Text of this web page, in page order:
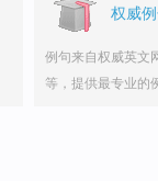
权威
例句来自权威英文
等，提供最专业的